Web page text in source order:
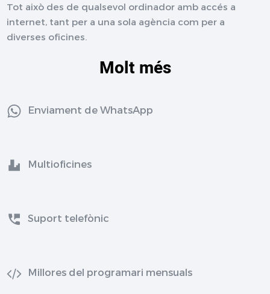
Tot això des de qualsevol ordinador amb accés a
internet, tant per a una sola agència com per a
diverses oficines.
Molt més
Enviament de WhatsApp
Multioficines
Suport telefònic
Millores del programari mensuals